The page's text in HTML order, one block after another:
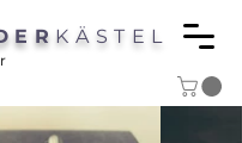
KÄSTEL